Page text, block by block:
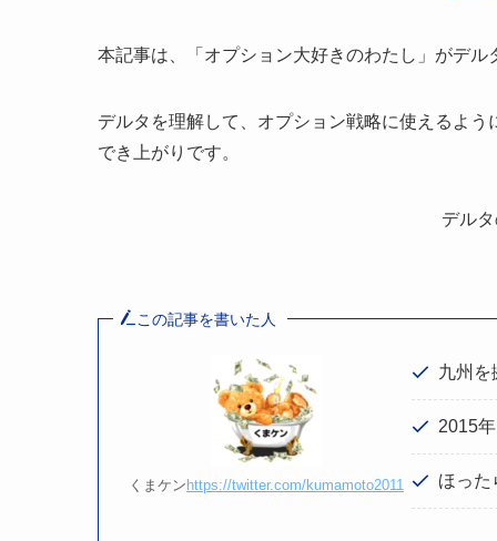
本記事は、「オプション大好きのわたし」がデ
デルタを理解して、オプション戦略に使えるよ
でき上がりです。
デル
この記事を書いた人
くまケン https://twitter.com/kumamoto2011
九州を
2015
ほった